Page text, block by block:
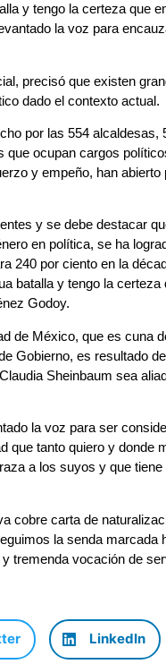
y tengo la certeza que
la voz para
precisó que existen
dado el contexto actual.
por las 554 alcaldesas,
que ocupan cargos
y empeño, han abierto
y se debe destacar
en política, se ha
240 por ciento en la
batalla y tengo la
Godoy.
de México, que es cuna
Gobierno, es resultado
Sheinbaum sea
la voz para ser
que tanto quiero y donde
a los suyos y que
cobre carta de
la senda marcada
tremenda vocación de
LinkedIn